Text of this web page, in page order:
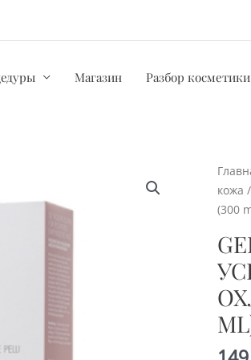
Магазин Разбор косметики
кожа
(300